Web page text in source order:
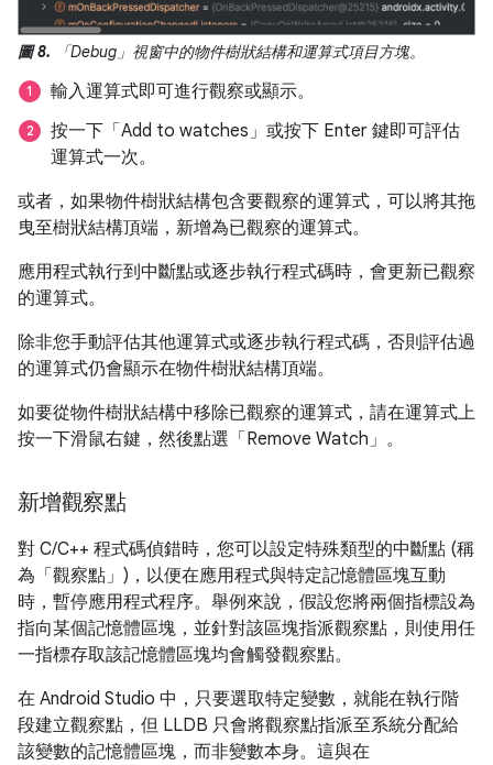
圖 8. 「Debug」視窗中的物件樹狀結構和運算式項目方塊。
輸入運算式即可進行觀察或顯示。
按一下「Add to watches」 或按下 Enter 鍵即可評估
運算式一次。
或者，如果物件樹狀結構包含要觀察的運算式，可以將其拖
曳至樹狀結構頂端，新增為已觀察的運算式。
應用程式執行到中斷點或逐步執行程式碼時，會更新已觀察
的運算式。
除非您手動評估其他運算式或逐步執行程式碼，否則評估過
的運算式仍會顯示在物件樹狀結構頂端。
如要從物件樹狀結構中移除已觀察的運算式，請在運算式上
按一下滑鼠右鍵，然後點選「Remove Watch」 。
新增觀察點
對 C/C++ 程式碼偵錯時，您可以設定特殊類型的中斷點 (稱
為「觀察點」 )，以便在應用程式與特定記憶體區塊互動
時，暫停應用程式程序。舉例來說，假設您將兩個指標設為
指向某個記憶體區塊，並針對該區塊指派觀察點，則使用任
一指標存取該記憶體區塊均會觸發觀察點。
在 Android Studio 中，只要選取特定變數，就能在執行階
段建立觀察點，但 LLDB 只會將觀察點指派至系統分配給
該變數的記憶體區塊，而非變數本身。這與在